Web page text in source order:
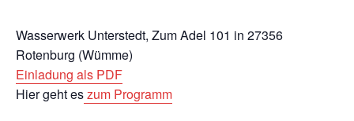
Wasserwerk Unterstedt, Zum Adel 101 in 27356
Rotenburg (Wümme)
Einladung als PDF
Hier geht eszum Programm